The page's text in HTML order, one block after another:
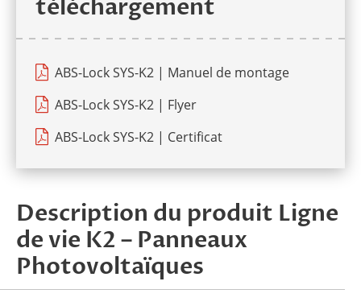
téléchargement
ABS-Lock SYS-K2 | Manuel de montage
ABS-Lock SYS-K2 | Flyer
ABS-Lock SYS-K2 | Certificat
Description du produit Ligne
de vie K2 – Panneaux
Photovoltaïques